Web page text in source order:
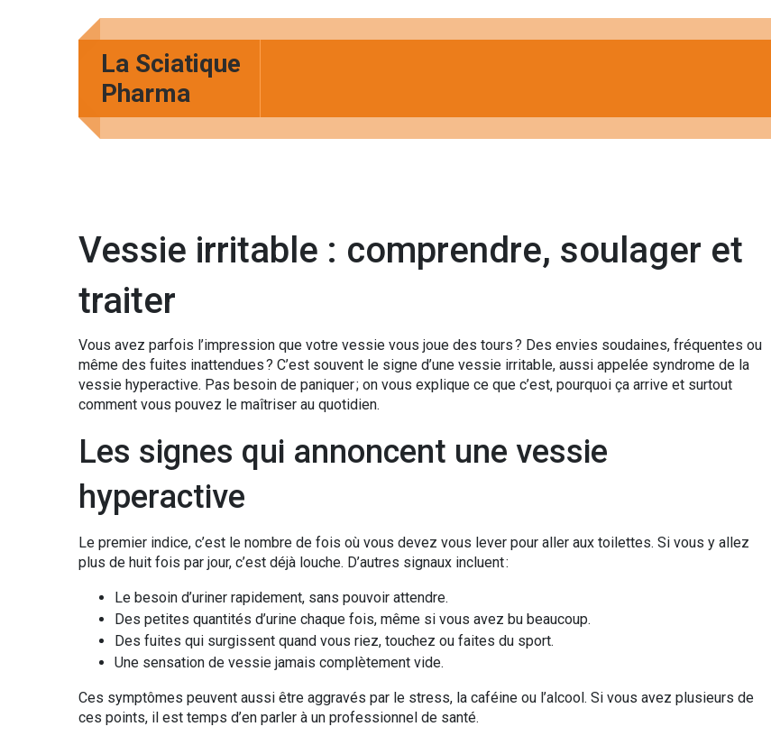
La Sciatique
Pharma
Vessie irritable : comprendre, soulager et
traiter
Vous avez parfois l’impression que votre vessie vous joue des tours ? Des envies soudaines, fréquentes ou
même des fuites inattendues ? C’est souvent le signe d’une vessie irritable, aussi appelée syndrome de la
vessie hyperactive. Pas besoin de paniquer ; on vous explique ce que c’est, pourquoi ça arrive et surtout
comment vous pouvez le maîtriser au quotidien.
Les signes qui annoncent une vessie
hyperactive
Le premier indice, c’est le nombre de fois où vous devez vous lever pour aller aux toilettes. Si vous y allez
plus de huit fois par jour, c’est déjà louche. D’autres signaux incluent :
Le besoin d’uriner rapidement, sans pouvoir attendre.
Des petites quantités d’urine chaque fois, même si vous avez bu beaucoup.
Des fuites qui surgissent quand vous riez, touchez ou faites du sport.
Une sensation de vessie jamais complètement vide.
Ces symptômes peuvent aussi être aggravés par le stress, la caféine ou l’alcool. Si vous avez plusieurs de
ces points, il est temps d’en parler à un professionnel de santé.